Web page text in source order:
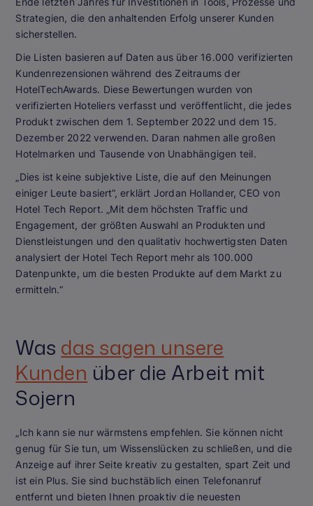
Strategien, die den anhaltenden Erfolg unserer Kunden
sicherstellen.
Die Listen basieren auf Daten aus über 16.000 verifizierten
Kundenrezensionen während des Zeitraums der
HotelTechAwards. Diese Bewertungen wurden von
verifizierten Hoteliers verfasst und veröffentlicht, die jedes
Produkt zwischen dem 1. September 2022 und dem 15.
Dezember 2022 verwenden. Daran nahmen alle großen
Hotelmarken und Tausende von Unabhängigen teil.
„Dies ist keine subjektive Liste, die auf den Meinungen
einiger Leute basiert“, erklärt Jordan Hollander, CEO von
Hotel Tech Report. „Mit dem höchsten Traffic und
Engagement, der größten Auswahl an Produkten und
Dienstleistungen und den qualitativ hochwertigsten Daten
analysiert der Hotel Tech Report mehr als 100.000
Datenpunkte, um die besten Produkte auf dem Markt zu
ermitteln.“
Was das sagen unsere
Kunden über die Arbeit mit
Sojern
„Ich kann sie nur wärmstens empfehlen. Sie können nicht
genug für Sie tun, um Wissenslücken zu schließen, und die
Anzeige auf ihrer Seite kreativ zu gestalten, spart Zeit und
ist ein Plus. Sie sind buchstäblich einen Telefonanruf
entfernt und bieten Ihnen proaktiv die neuesten